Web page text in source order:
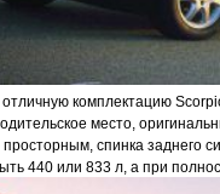
комплектацию
место,
спинка заднего
440 или 833 л, а при